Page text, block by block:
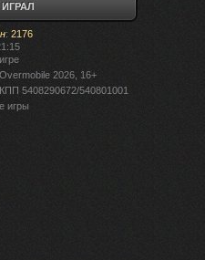
: 2176
2026, 16+
5408290672/540801001
игры